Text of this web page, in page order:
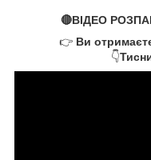
🔴ВІДЕО
👉 Ви
👇